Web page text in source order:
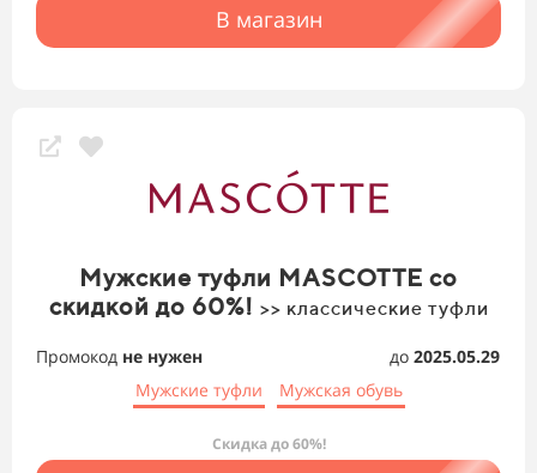
В магазин
Мужские туфли MASCOTTE со
скидкой до 60%! >> классические туфли
Промокод не нужен до 2025.05.29
Мужские туфли
Мужская обувь
Скидка до 60%!